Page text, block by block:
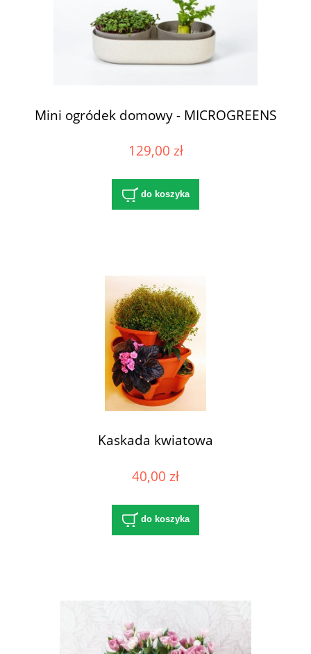
Mini ogródek domowy - MICROGREENS
129,00 zł
do koszyka
Kaskada kwiatowa
40,00 zł
do koszyka